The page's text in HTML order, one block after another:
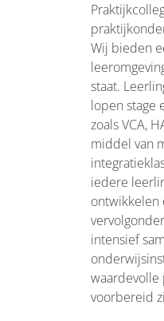
Wij bieden
staat.
lopen stage
zoals VCA,
middel van
iedere
ontwikkelen
intensief
waardevolle
voorbereid